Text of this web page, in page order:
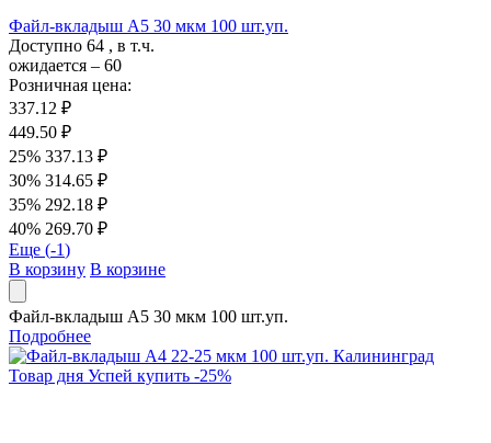
Файл-вкладыш А5 30 мкм 100 шт.уп.
Доступно 64 , в т.ч.
ожидается – 60
Розничная цена:
337.12 ₽
449.50 ₽
25% 337.13 ₽
30% 314.65 ₽
35% 292.18 ₽
40% 269.70 ₽
Еще (-1)
В корзину В корзине
Файл-вкладыш А5 30 мкм 100 шт.уп.
Подробнее
Товар дня Успей купить -25%